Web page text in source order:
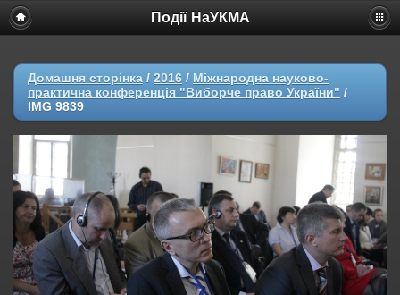
Події НаУКМА
Домашня сторінка / 2016 / Міжнародна науково-
практична конференція "Виборче право України" /
IMG 9839